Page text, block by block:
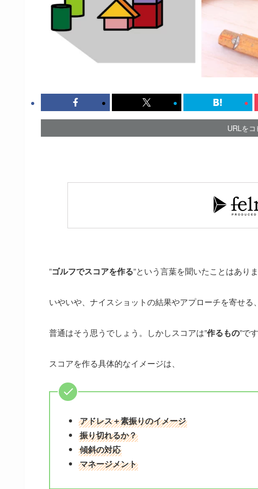
URLを
”ゴルフでスコアを作る”という言葉を聞いたことはあり
いやいや、ナイスショットの結果やアプローチを寄せる
普通はそう思うでしょう。しかしスコアは”作るもの”です
スコアを作る具体的なイメージは、
アドレス＋素振りのイメージ
振り切れるか？
傾斜の対応
マネージメント